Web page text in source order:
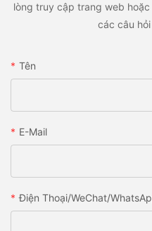
lòng truy cập trang web
các câu
Tên
E-Mail
Điện Thoại/WeChat/